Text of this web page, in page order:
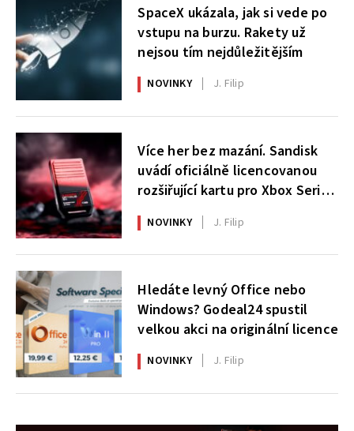
SpaceX ukázala, jak si vede po
vstupu na burzu. Rakety už
nejsou tím nejdůležitějším
NOVINKY J. Filip
Více her bez mazání. Sandisk
uvádí oficiálně licencovanou
rozšiřující kartu pro Xbox Series
X|S
NOVINKY J. Filip
Hledáte levný Office nebo
Windows? Godeal24 spustil
velkou akci na originální licence
NOVINKY J. Filip